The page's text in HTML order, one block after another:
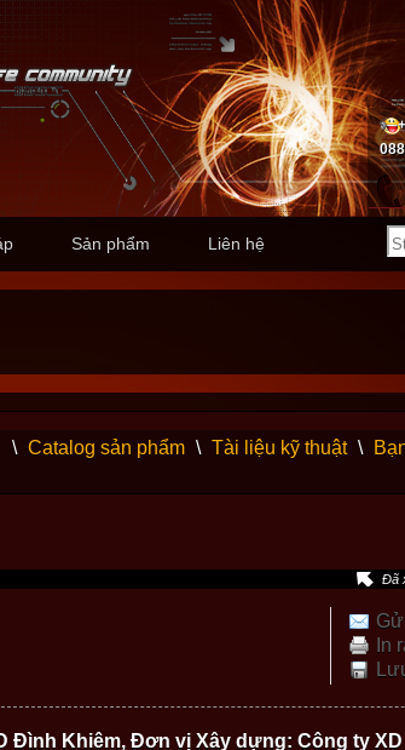
Sản phẩm Liên hệ
\ Catalog sản phẩm \ Tài liệu kỹ thuật \
Đã
In
Đình Khiêm, Đơn vị Xây dựng: Công ty